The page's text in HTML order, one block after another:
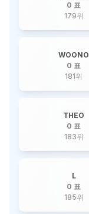
0 표
179위
WOONO
0 표
181위
THEO
0 표
183위
L
0 표
185위